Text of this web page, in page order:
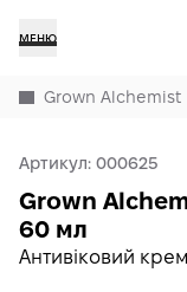
МЕНЮ
Grown Alchemist
Артикул: 000625
Антивіковий
Grown
60 мл